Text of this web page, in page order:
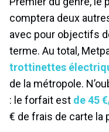
comptera deux
avec pour objectifs
terme. Au total,
trottinettes
de la métropole.
: le forfait est de 45
€ de frais de carte la